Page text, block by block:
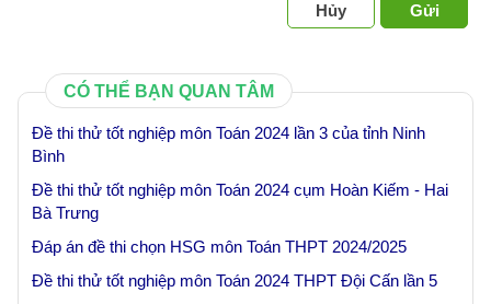
Hủy Gửi
CÓ THỂ BẠN QUAN TÂM
Đề thi thử tốt nghiệp môn Toán 2024 lần 3 của tỉnh Ninh
Bình
Đề thi thử tốt nghiệp môn Toán 2024 cụm Hoàn Kiếm - Hai
Bà Trưng
Đáp án đề thi chọn HSG môn Toán THPT 2024/2025
Đề thi thử tốt nghiệp môn Toán 2024 THPT Đội Cấn lần 5